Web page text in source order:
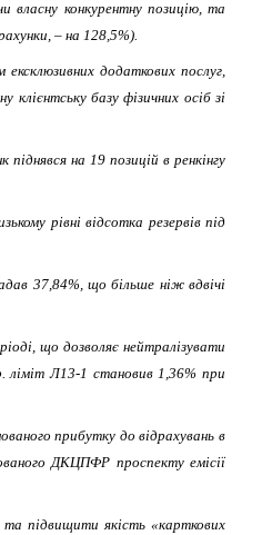
власну конкурентну позицію, та
– на 128,5%).
ексклюзивних додаткових послуг,
базу фізичних осіб зі
на 19 позицій в ренкінгу
рівні відсотка резервів під
37,84%, що більше ніж вдвічі
що дозволяє нейтралізувати
ліміт Л13-1 становив 1,36% при
прибутку до відрахувань в
ДКЦПФР проспекту емісії
та підвищити якість «карткових